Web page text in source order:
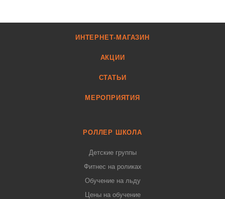
ИНТЕРНЕТ-МАГАЗИН
АКЦИИ
СТАТЬИ
МЕРОПРИЯТИЯ
РОЛЛЕР ШКОЛА
Детские группы
Фитнес на роликах
Обучение на льду
Цены на обучение